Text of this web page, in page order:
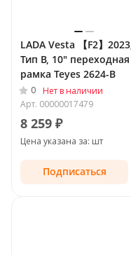
LADA Vesta 【F2】2023,
Тип B, 10" переходная
рамка Teyes 2624-B
0
Нет в наличии
Арт. 00000017479
8 259 ₽
Цена указана за: шт
Подписаться